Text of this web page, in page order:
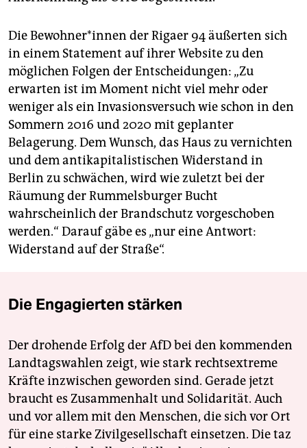
Die Be­woh­ne­r*in­nen der Rigaer 94 äußerten sich
in einem Statement auf ihrer Website zu den
möglichen Folgen der Entscheidungen: „Zu
erwarten ist im Moment nicht viel mehr oder
weniger als ein Invasionsversuch wie schon in den
Sommern 2016 und 2020 mit geplanter
Belagerung. Dem Wunsch, das Haus zu vernichten
und dem antikapitalistischen Widerstand in
Berlin zu schwächen, wird wie zuletzt bei der
Räumung der Rummelsburger Bucht
wahrscheinlich der Brandschutz vorgeschoben
werden.“ Darauf gäbe es „nur eine Antwort:
Widerstand auf der Straße“.
Die Engagierten stärken
Der drohende Erfolg der AfD bei den kommenden
Landtagswahlen zeigt, wie stark rechtsextreme
Kräfte inzwischen geworden sind. Gerade jetzt
braucht es Zusammenhalt und Solidarität. Auch
und vor allem mit den Menschen, die sich vor Ort
für eine starke Zivilgesellschaft einsetzen. Die taz